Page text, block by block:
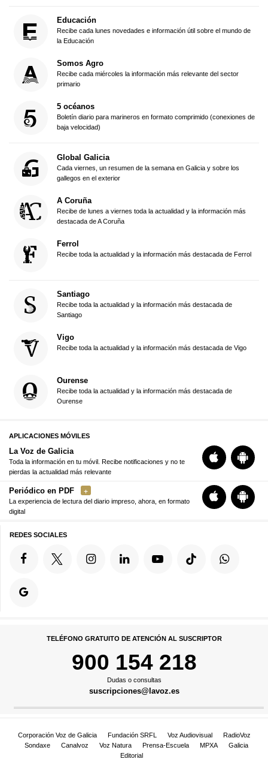
Educación
Recibe cada lunes novedades e información útil sobre el mundo de
la Educación
Somos Agro
Recibe cada miércoles la información más relevante del sector
primario
5 océanos
Boletín diario para marineros en formato comprimido (conexiones de
baja velocidad)
Global Galicia
Cada viernes, un resumen de la semana en Galicia y sobre los
gallegos en el exterior
A Coruña
Recibe de lunes a viernes toda la actualidad y la información más
destacada de A Coruña
Ferrol
Recibe toda la actualidad y la información más destacada de Ferrol
Santiago
Recibe toda la actualidad y la información más destacada de
Santiago
Vigo
Recibe toda la actualidad y la información más destacada de Vigo
Ourense
Recibe toda la actualidad y la información más destacada de
Ourense
APLICACIONES MÓVILES
La Voz de Galicia
Toda la información en tu móvil. Recibe notificaciones y no te
pierdas la actualidad más relevante
Periódico en PDF
La experiencia de lectura del diario impreso, ahora, en formato
digital
REDES SOCIALES
TELÉFONO GRATUITO DE ATENCIÓN AL SUSCRIPTOR
900 154 218
Dudas o consultas
suscripciones@lavoz.es
Corporación Voz de Galicia Fundación SRFL Voz Audiovisual
RadioVoz
Sondaxe
Canalvoz Voz Natura Prensa-Escuela MPXA
Galicia
Editorial